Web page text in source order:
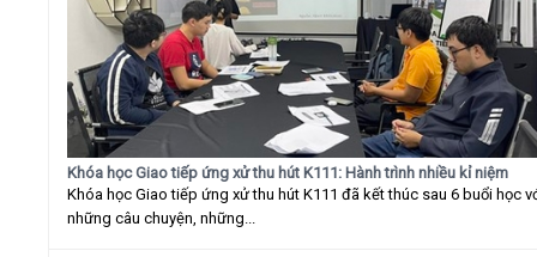
Khóa học Giao tiếp ứng xử thu hút K111: Hành trình nhiều kỉ niệm
Khóa học Giao tiếp ứng xử thu hút K111 đã kết thúc sau 6 buổi học
những câu chuyện, những...